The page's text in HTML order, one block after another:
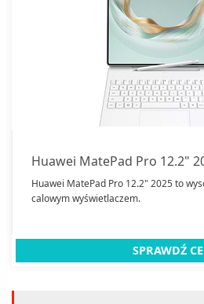
Huawei MatePad Pro 12.2"
Huawei MatePad Pro 12.2" 2025 to
calowym wyświetlaczem.
SPRAWDŹ